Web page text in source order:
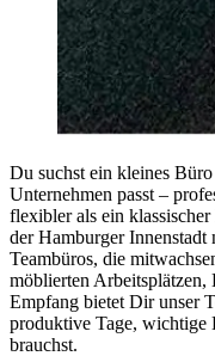
Du suchst ein kleines
Unternehmen passt –
flexibler als ein
der Hamburger
Teambüros, die
möblierten Arbeitsplätzen,
Empfang bietet Dir unser
produktive Tage, wichtige
brauchst.